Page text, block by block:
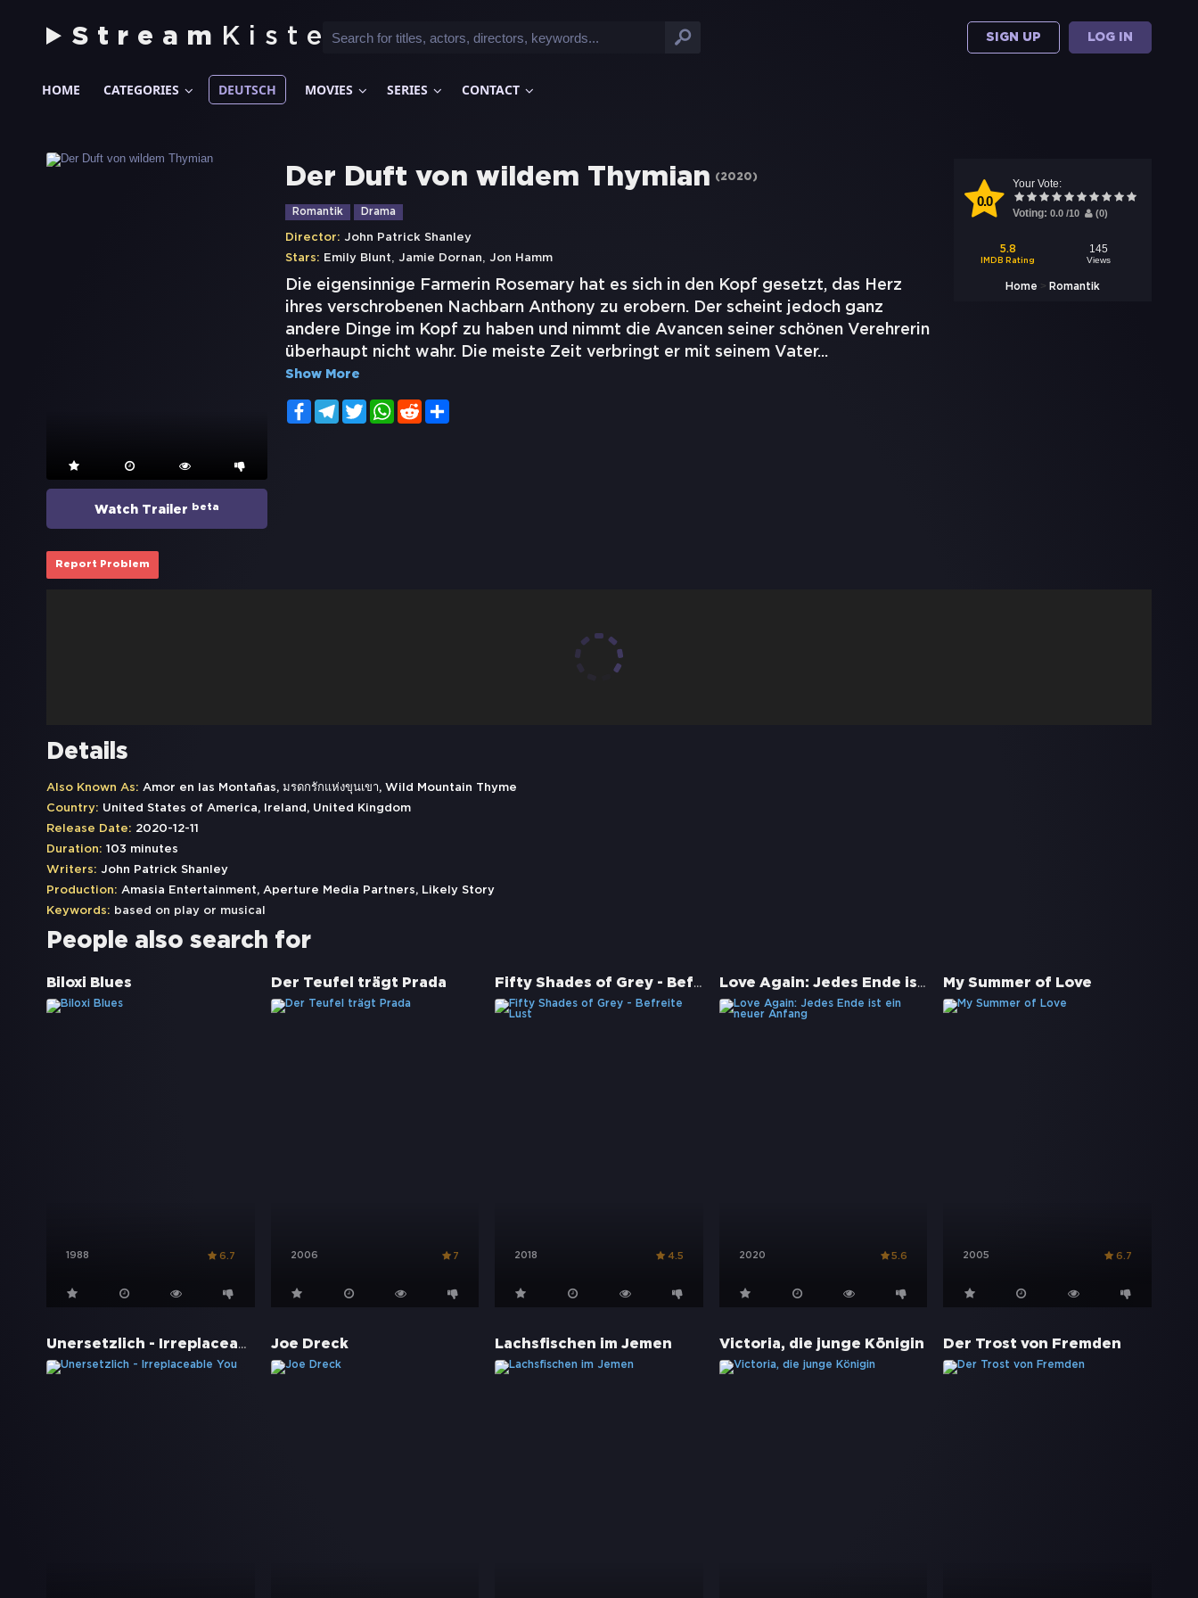
Stream Kiste SIGN UP LOG IN
HOME CATEGORIES DEUTSCH MOVIES SERIES CONTACT
Watch Trailer beta
0.0
Your Vote:
Voting: 0.0 /10 (0)
5.8
IMDB Rating
145
Views
Home > Romantik
Der Duft von wildem Thymian (2020)
Romantik Drama
Director: John Patrick Shanley
Stars: Emily Blunt, Jamie Dornan, Jon Hamm
Die eigensinnige Farmerin Rosemary hat es sich in den Kopf gesetzt, das Herz
ihres verschrobenen Nachbarn Anthony zu erobern. Der scheint jedoch ganz
andere Dinge im Kopf zu haben und nimmt die Avancen seiner schönen Verehrerin
überhaupt nicht wahr. Die meiste Zeit verbringt er mit seinem Vater...
Show More
FacebookTelegramTwitterWhatsApp
Reddit
Report Problem
Details
Also Known As: Amor en las Montañas, มรดกรักแห่งขุนเขา, Wild Mountain Thyme
Country: United States of America, Ireland, United Kingdom
Release Date: 2020-12-11
Duration: 103 minutes
Writers: John Patrick Shanley
Production: Amasia Entertainment, Aperture Media Partners, Likely Story
Keywords: based on play or musical
People also search for
Biloxi Blues
1988 6.7
Der Teufel trägt Prada
2006 7
Fifty Shades of Grey - Befreite Lust
2018 4.5
Love Again: Jedes Ende ist ein neuer Anfang
2020 5.6
My Summer of Love
2005 6.7
Unersetzlich - Irreplaceable You Joe Dreck Lachsfischen im Jemen Victoria, die junge Königin Der Trost von Fremden